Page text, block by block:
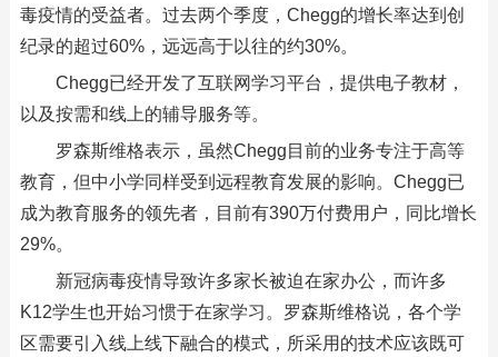
毒疫情的受益者。过去两个季度，Chegg的增长率达到创
纪录的超过60%，远远高于以往的约30%。
Chegg已经开发了互联网学习平台，提供电子教材，
以及按需和线上的辅导服务等。
罗森斯维格表示，虽然Chegg目前的业务专注于高等
教育，但中小学同样受到远程教育发展的影响。Chegg已
成为教育服务的领先者，目前有390万付费用户，同比增长
29%。
新冠病毒疫情导致许多家长被迫在家办公，而许多
K12学生也开始习惯于在家学习。罗森斯维格说，各个学
区需要引入线上线下融合的模式，所采用的技术应该既可